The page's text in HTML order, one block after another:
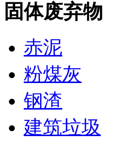
固体废弃物
赤泥
粉煤灰
钢渣
建筑垃圾